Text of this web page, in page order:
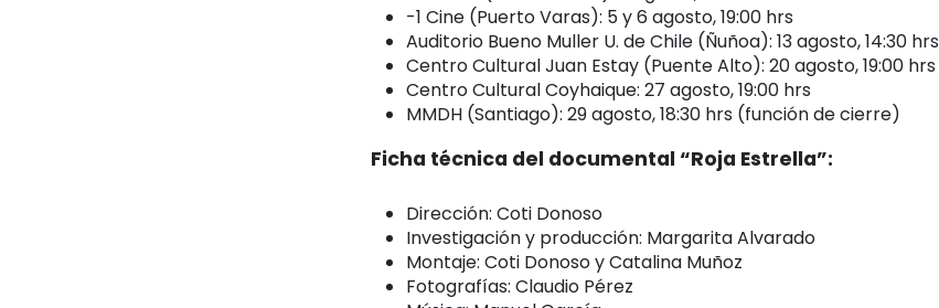
-1 Cine (Puerto Varas): 5 y 6 agosto, 19:00 hrs
Auditorio Bueno Muller U. de Chile (Ñuñoa): 13 agosto, 14:30 hrs
Centro Cultural Juan Estay (Puente Alto): 20 agosto, 19:00 hrs
Centro Cultural Coyhaique: 27 agosto, 19:00 hrs
MMDH (Santiago): 29 agosto, 18:30 hrs (función de cierre)
Ficha técnica del documental “Roja Estrella”:
Dirección: Coti Donoso
Investigación y producción: Margarita Alvarado
Montaje: Coti Donoso y Catalina Muñoz
Fotografías: Claudio Pérez